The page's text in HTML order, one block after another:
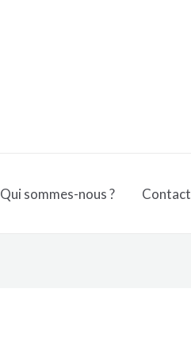
Qui sommes-nous ? Contact